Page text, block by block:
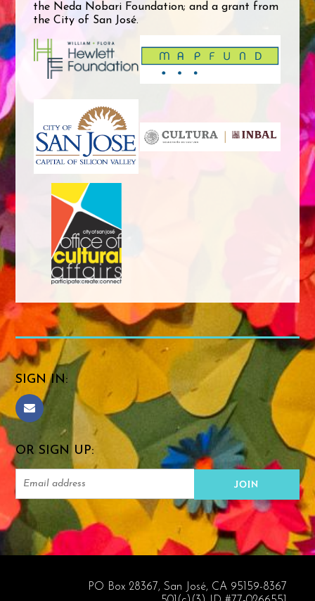
the Neda Nobari Foundation; and a grant from
the City of San José.
SIGN IN:
OR SIGN UP:
PO Box 28367, San José, CA 95159-8367